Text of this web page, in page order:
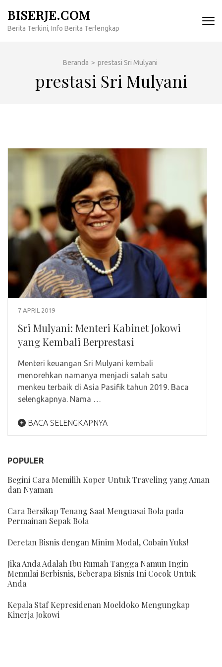
konten
BISERJE.COM
Berita Terkini, Info Berita Terlengkap
Beranda > prestasi Sri Mulyani
prestasi Sri Mulyani
7 APRIL 2019
Sri Mulyani: Menteri Kabinet Jokowi
yang Kembali Berprestasi
Menteri keuangan Sri Mulyani kembali
menorehkan namanya menjadi salah satu
menkeu terbaik di Asia Pasifik tahun 2019. Baca
selengkapnya. Nama …
BACA SELENGKAPNYA
POPULER
Begini Cara Memilih Koper Untuk Traveling yang Aman
dan Nyaman
Cara Bersikap Tenang Saat Menguasai Bola pada
Permainan Sepak Bola
Deretan Bisnis dengan Minim Modal, Cobain Yuks!
Jika Anda Adalah Ibu Rumah Tangga Namun Ingin
Memulai Berbisnis, Beberapa Bisnis Ini Cocok Untuk
Anda
Kepala Staf Kepresidenan Moeldoko Mengungkap
Kinerja Jokowi